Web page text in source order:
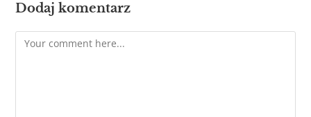
Dodaj komentarz